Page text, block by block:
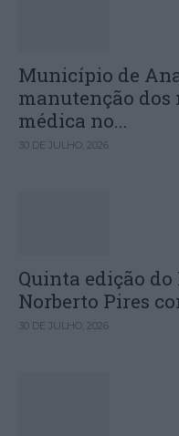
Município de
manutenção dos
médica no...
30 DE JULHO, 2026
Quinta edição
Norberto Pires
30 DE JULHO, 2026